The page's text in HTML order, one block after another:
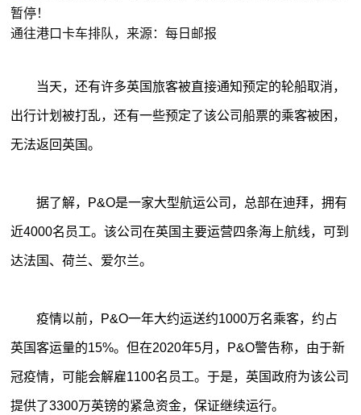
通往港口卡车排队，来源：每日邮报
当天，还有许多英国旅客被直接通知预定的轮船取消，
出行计划被打乱，还有一些预定了该公司船票的乘客被困，
无法返回英国。
据了解，P&O是一家大型航运公司，总部在迪拜，拥有
近4000名员工。该公司在英国主要运营四条海上航线，可到
达法国、荷兰、爱尔兰。
疫情以前，P&O一年大约运送约1000万名乘客，约占
英国客运量的15%。但在2020年5月，P&O警告称，由于新
冠疫情，可能会解雇1100名员工。于是，英国政府为该公司
提供了3300万英镑的紧急资金，保证继续运行。